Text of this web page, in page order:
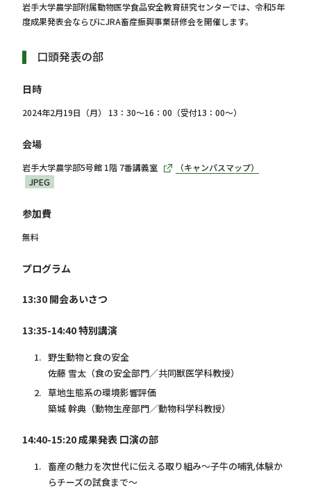
岩手大学農学部附属動物医学食品安全教育研究センターでは、令和5年
度成果発表会ならびにJRA畜産振興事業研修会を開催します。
口頭発表の部
日時
2024年2月19日（月） 13：30～16：00（受付13：00～）
会場
岩手大学農学部5号館 1階 7番講義室
（キャンパスマップ）
JPEG
参加費
無料
プログラム
13:30 開会あいさつ
13:35-14:40 特別講演
野生動物と食の安全
佐藤 雪太（食の安全部門／共同獣医学科教授）
草地生態系の環境影響評価
築城 幹典（動物生産部門／動物科学科教授）
14:40-15:20 成果発表 口演の部
畜産の魅力を次世代に伝える取り組み～子牛の哺乳体験か
らチーズの試食まで～